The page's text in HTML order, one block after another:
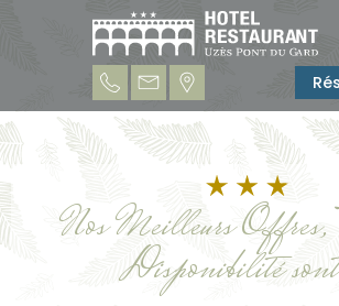
Nos Meilleurs
Disponibilité